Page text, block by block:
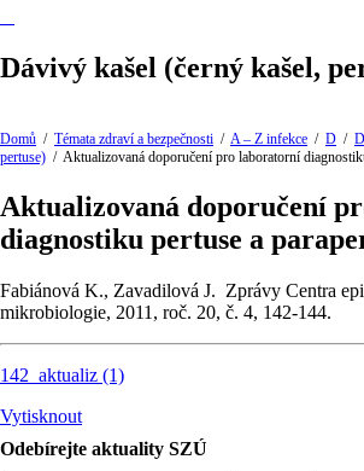
Dávivý kašel (černý kašel,
Domů / Témata zdraví a bezpečnosti / A – Z infekce / D /
pertuse) / Aktualizovaná doporučení pro laboratorní
Aktualizovaná doporučení
diagnostiku pertuse a
Fabiánová K., Zavadilová J. Zprávy Centra
mikrobiologie, 2011, roč. 20, č. 4, 142-144.
142_aktualiz (1)
Vytisknout
Odebírejte aktuality SZÚ